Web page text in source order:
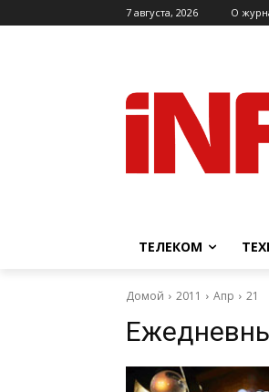
7 августа, 2026 O
ТЕЛЕКОМ
Домой 2011 Апр 21